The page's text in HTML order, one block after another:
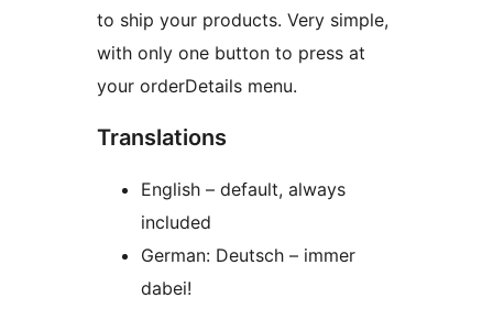
to ship your products. Very simple,
with only one button to press at
your orderDetails menu.
Translations
English – default, always
included
German: Deutsch – immer
dabei!